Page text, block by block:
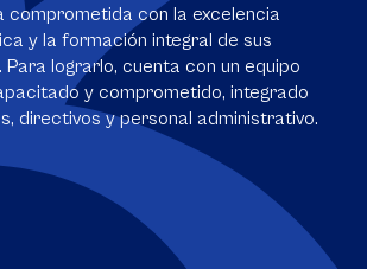
comprometida con la excelencia
y la formación integral de sus
Para lograrlo, cuenta con un equipo
y comprometido, integrado
directivos y personal administrativo.